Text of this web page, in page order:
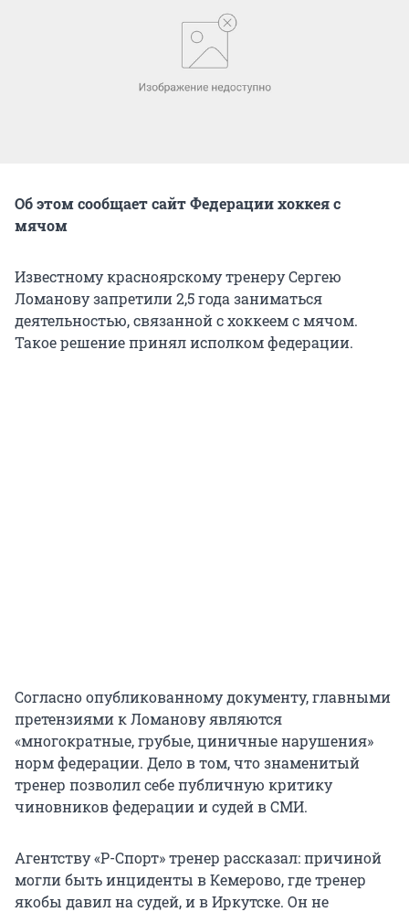
Об этом сообщает сайт Федерации хоккея с
мячом
Известному красноярскому тренеру Сергею
Ломанову запретили 2,5 года заниматься
деятельностью, связанной с хоккеем с мячом.
Такое решение принял исполком федерации.
Согласно опубликованному документу, главными
претензиями к Ломанову являются
«многократные, грубые, циничные нарушения»
норм федерации. Дело в том, что знаменитый
тренер позволил себе публичную критику
чиновников федерации и судей в СМИ.
Агентству «Р-Спорт» тренер рассказал: причиной
могли быть инциденты в Кемерово, где тренер
якобы давил на судей, и в Иркутске. Он не